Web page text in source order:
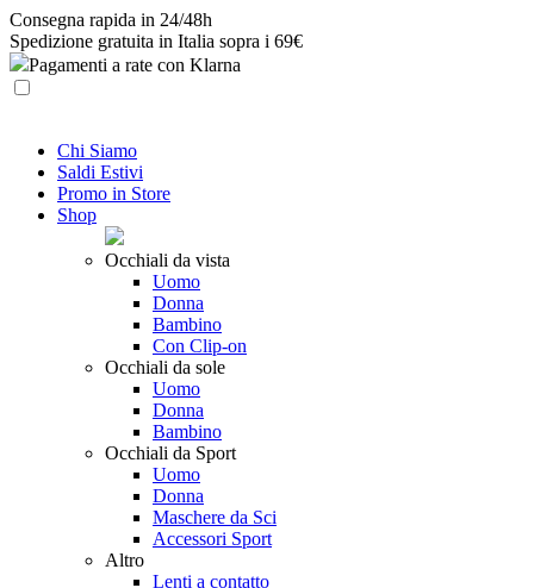
Skip
to
content
Consegna rapida in 24/48h
Spedizione gratuita in Italia sopra i 69€
Pagamenti a rate con Klarna
Chi Siamo
Saldi Estivi
Promo in Store
Shop
Occhiali da vista
Uomo
Donna
Bambino
Con Clip-on
Occhiali da sole
Uomo
Donna
Bambino
Occhiali da Sport
Uomo
Donna
Maschere da Sci
Accessori Sport
Altro
Lenti a contatto